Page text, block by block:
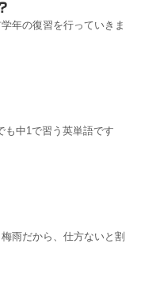
年の復習を行っていきま
も中1で習う英単語です
雨だから、仕方ないと割